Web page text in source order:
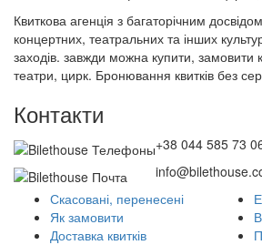
Квиткова агенція з багаторічним
концертних, театральних та інших
заходів. завжди можна купити, замовити
театри, цирк. Бронювання квитків без
Контакти
+38 044 585 73
Скасовані, перенесені
Як замовити
Доставка квитків